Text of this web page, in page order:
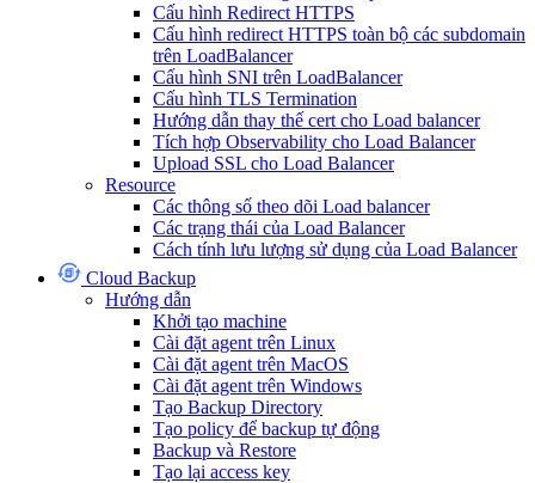
Cấu hình Redirect HTTPS
Cấu hình redirect HTTPS toàn bộ các subdomain
trên LoadBalancer
Cấu hình SNI trên LoadBalancer
Cấu hình TLS Termination
Hướng dẫn thay thế cert cho Load balancer
Tích hợp Observability cho Load Balancer
Upload SSL cho Load Balancer
Resource
Các thông số theo dõi Load balancer
Các trạng thái của Load Balancer
Cách tính lưu lượng sử dụng của Load Balancer
Cloud Backup
Hướng dẫn
Khởi tạo machine
Cài đặt agent trên Linux
Cài đặt agent trên MacOS
Cài đặt agent trên Windows
Tạo Backup Directory
Tạo policy để backup tự động
Backup và Restore
Tạo lại access key